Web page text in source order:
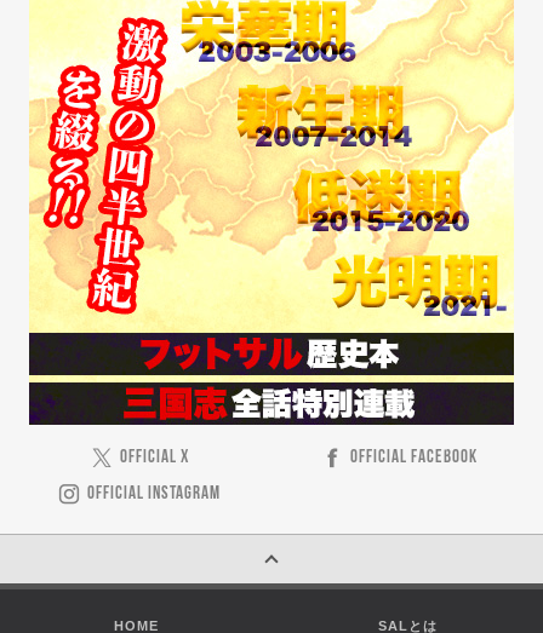
OFFICIAL X
OFFICIAL FACEBOOK
OFFICIAL INSTAGRAM
HOME SALとは